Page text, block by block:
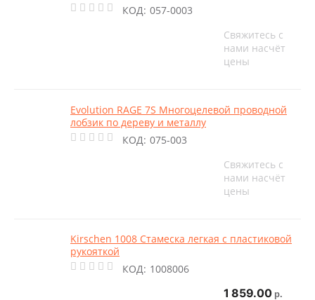
КОД: 057-0003
Свяжитесь с
нами насчёт
цены
Evolution RAGE 7S Многоцелевой проводной
лобзик по дереву и металлу
КОД: 075-003
Свяжитесь с
нами насчёт
цены
Kirschen 1008 Стамеска легкая с пластиковой
рукояткой
КОД: 1008006
1 859.00 р.